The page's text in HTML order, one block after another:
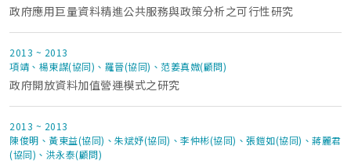
政府應用巨量資料精進公共服務與政策分析之可行性研究
2013 ~ 2013
項靖、楊東謀(協同)、羅晉(協同)、范姜真媺(顧問)
政府開放資料加值營運模式之研究
2013 ~ 2013
陳俊明、黃東益(協同)、朱斌妤(協同)、李仲彬(協同)、張鎧如(協同)、蔣麗君
(協同)、洪永泰(顧問)